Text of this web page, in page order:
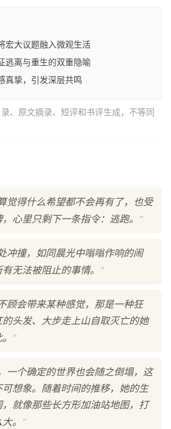
宏大议题融入微观生活
逃离与重生的双重隐喻
真挚，引发深层共鸣
、原文摘录、短评和书评生成，不等同
觉得什么希望都不会再有了，也受
心里只剩下一条指令：逃跑。
"
冲撞，如同晨光中嗡嗡作响的闹
无法被阻止的事情。
"
顾会带来某种感觉，那是一种狂
头发、大步走上山自取灭亡的她
"
一个确定的世界也会随之倒塌，这
想象。随着时间的推移，她的生
就像那些长方形加油站地图，打
。
"